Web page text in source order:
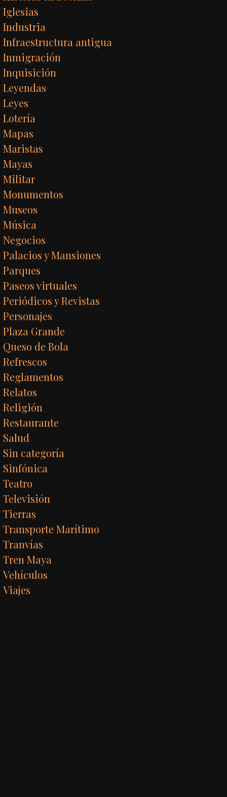
Iglesias
Industria
Infraestructura antigua
Inmigración
Inquisición
Leyendas
Leyes
Lotería
Mapas
Maristas
Mayas
Militar
Monumentos
Museos
Música
Negocios
Palacios y Mansiones
Parques
Paseos virtuales
Periódicos y Revistas
Personajes
Plaza Grande
Queso de Bola
Refrescos
Reglamentos
Relatos
Religión
Restaurante
Salud
Sin categoría
Sinfónica
Teatro
Televisión
Tierras
Transporte Marítimo
Tranvías
Tren Maya
Vehículos
Viajes